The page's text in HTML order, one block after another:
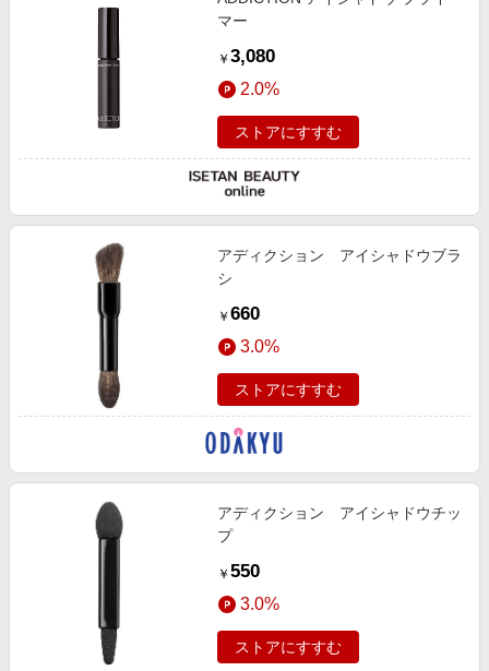
マー
￥ 3,080
2.0%
ストアにすすむ
アディクション アイシャドウブラ
シ
￥ 660
3.0%
ストアにすすむ
アディクション アイシャドウチッ
プ
￥ 550
3.0%
ストアにすすむ